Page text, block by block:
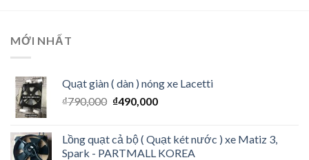
MỚI NHẤT
Quạt giàn ( dàn ) nóng xe Lacetti
₫790,000 ₫490,000
Lồng quạt cả bộ ( Quạt két nước ) xe Matiz 3,
Spark - PARTMALL KOREA